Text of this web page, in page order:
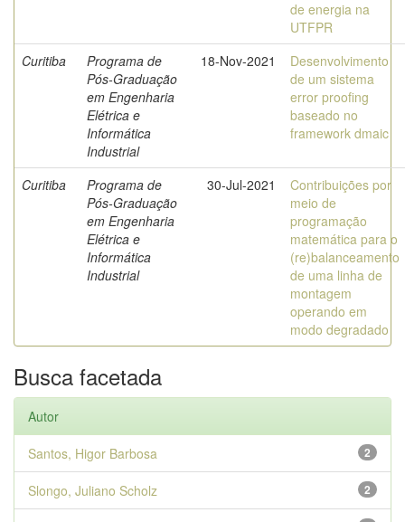
de energia na
UTFPR
Curitiba
Programa de
Pós-Graduação
em Engenharia
Elétrica e
Informática
Industrial
18-Nov-2021
Desenvolvimento
de um sistema
error proofing
baseado no
framework dmaic
Curitiba
Programa de
Pós-Graduação
em Engenharia
Elétrica e
Informática
Industrial
30-Jul-2021
Contribuições por
meio de
programação
matemática para o
(re)balanceamento
de uma linha de
montagem
operando em
modo degradado
Busca facetada
Autor
2
Santos, Higor Barbosa
2
Slongo, Juliano Scholz